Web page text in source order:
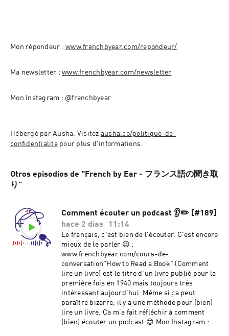
Mon répondeur : www.frenchbyear.com/repondeur/
Ma newsletter : www.frenchbyear.com/newsletter
Mon Instagram : @frenchbyear
Hébergé par Ausha. Visitez ausha.co/politique-de-
confidentialite pour plus d'informations.
Otros episodios de "French by Ear - フランス語の聞き取
り"
Comment écouter un podcast 👂✏️ [#189]
hace 2 días
11:14
Le français, c'est bien de l'écouter. C'est encore
mieux de le parler 😉 :
www.frenchbyear.com/cours-de-
conversation"How to Read a Book" (Comment
lire un livre) est le titre d'un livre publié pour la
première fois en 1940 mais toujours très
intéressant aujourd'hui. Même si ça peut
paraître bizarre, il y a une méthode pour (bien)
lire un livre. Ça m'a fait réfléchir à comment
(bien) écouter un podcast 😊.Mon Instagram :